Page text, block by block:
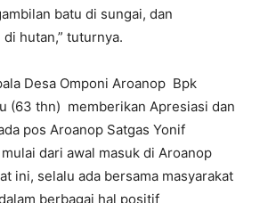
batu di sungai, dan
hutan,” tuturnya.
Desa Omponi Aroanop Bpk
(63 thn) memberikan Apresiasi dan
pos Aroanop Satgas Yonif
dari awal masuk di Aroanop
ini, selalu ada bersama masyarakat
berbagai hal positif